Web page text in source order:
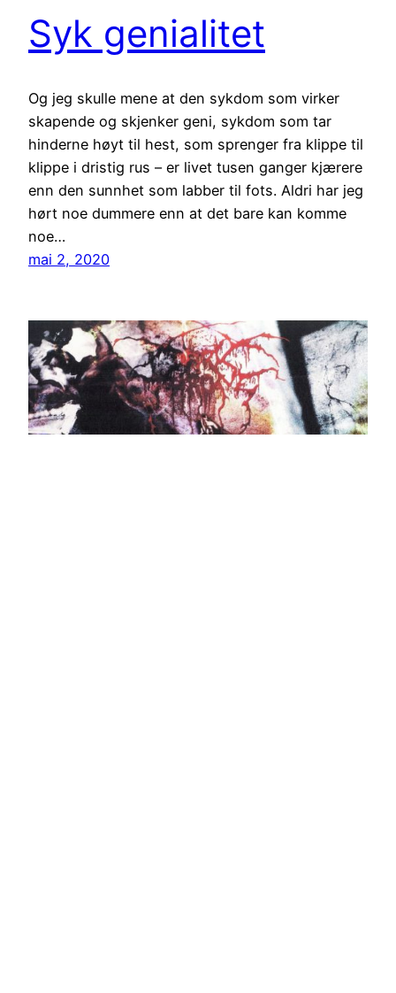
Syk genialitet
Og jeg skulle mene at den sykdom som virker
skapende og skjenker geni, sykdom som tar
hinderne høyt til hest, som sprenger fra klippe til
klippe i dristig rus – er livet tusen ganger kjærere
enn den sunnhet som labber til fots. Aldri har jeg
hørt noe dummere enn at det bare kan komme
noe…
mai 2, 2020